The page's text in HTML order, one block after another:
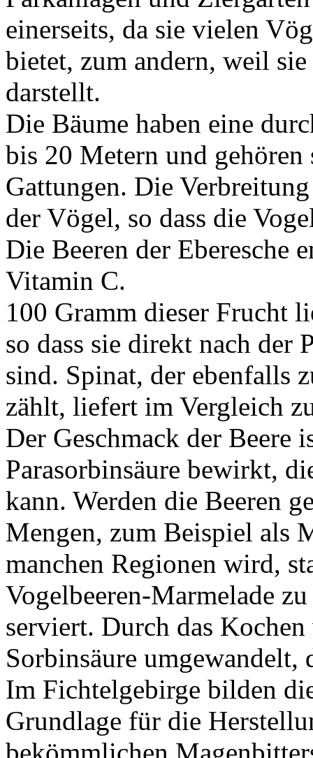
einerseits, da sie vielen
bietet, zum andern, weil
darstellt.
Die Bäume haben eine
bis 20 Metern und
Gattungen. Die
der Vögel, so dass die
Die Beeren der Eberesche
Vitamin C.
100 Gramm dieser Frucht
so dass sie direkt nach der
sind. Spinat, der ebenfalls
zählt, liefert im Vergleich
Der Geschmack der Beere
Parasorbinsäure bewirkt,
kann. Werden die Beeren
Mengen, zum Beispiel als
manchen Regionen wird,
Vogelbeeren-Marmelade
serviert. Durch das
Sorbinsäure
Im Fichtelgebirge bilden
Grundlage für die
bekömmlichen